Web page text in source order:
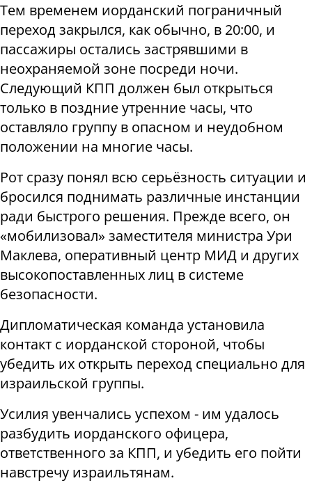
Тем временем иорданский пограничный
переход закрылся, как обычно, в 20:00, и
пассажиры остались застрявшими в
неохраняемой зоне посреди ночи.
Следующий КПП должен был открыться
только в поздние утренние часы, что
оставляло группу в опасном и неудобном
положении на многие часы.
Рот сразу понял всю серьёзность ситуации и
бросился поднимать различные инстанции
ради быстрого решения. Прежде всего, он
«мобилизовал» заместителя министра Ури
Маклева, оперативный центр МИД и других
высокопоставленных лиц в системе
безопасности.
Дипломатическая команда установила
контакт с иорданской стороной, чтобы
убедить их открыть переход специально для
израильской группы.
Усилия увенчались успехом - им удалось
разбудить иорданского офицера,
ответственного за КПП, и убедить его пойти
навстречу израильтянам.